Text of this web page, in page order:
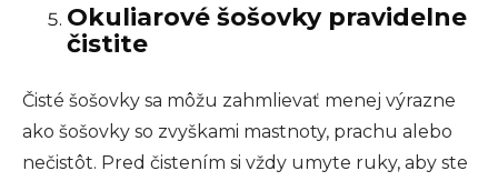
Okuliarové šošovky pravidelne
čistite
Čisté šošovky sa môžu zahmlievať menej výrazne
ako šošovky so zvyškami mastnoty, prachu alebo
nečistôt. Pred čistením si vždy umyte ruky, aby ste